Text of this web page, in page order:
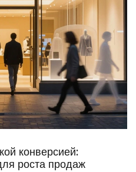
конверсией:
роста продаж